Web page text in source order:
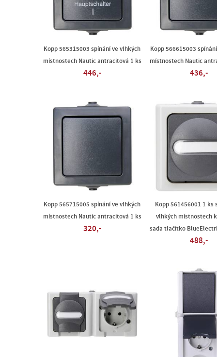
Kopp 565315003 spínání ve vlhkých
místnostech Nautic antracitová 1 ks
446,-
Kopp 566615003
místnostech Nautic
436,-
Kopp 565715005 spínání ve vlhkých
místnostech Nautic antracitová 1 ks
320,-
Kopp 561456001 1 ks
vlhkých místnostech
sada tlačítko
488,-